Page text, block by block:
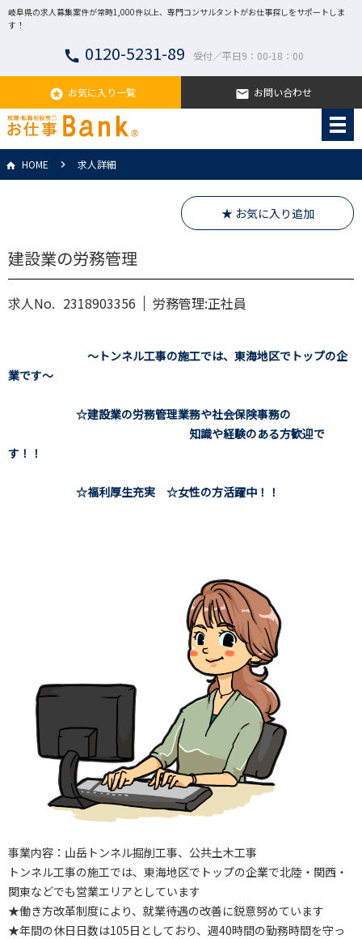
岐阜県の求人募集案件が常時1,000件以上、専門コンサルタントがお仕事探しをサポートしま
す！
call 0120-5231-89 受付／平日9：00-18：00
stars お気に入り一覧 email お問い合わせ
HOME 求人詳細
★ お気に入り追加
建設業の労務管理
求人No. 2318903356 労務管理:正社員
～トンネル工事の施工では、東海地区でトップの企
業です～
☆建設業の労務管理業務や社会保険事務の
知識や経験のある方歓迎で
す！！
☆福利厚生充実 ☆女性の方活躍中！！
事業内容：山岳トンネル掘削工事、公共土木工事
トンネル工事の施工では、東海地区でトップの企業で北陸・関西・
関東などでも営業エリアとしています
★働き方改革制度により、就業待遇の改善に鋭意努めています
★年間の休日日数は105日としており、週40時間の勤務時間を守っ